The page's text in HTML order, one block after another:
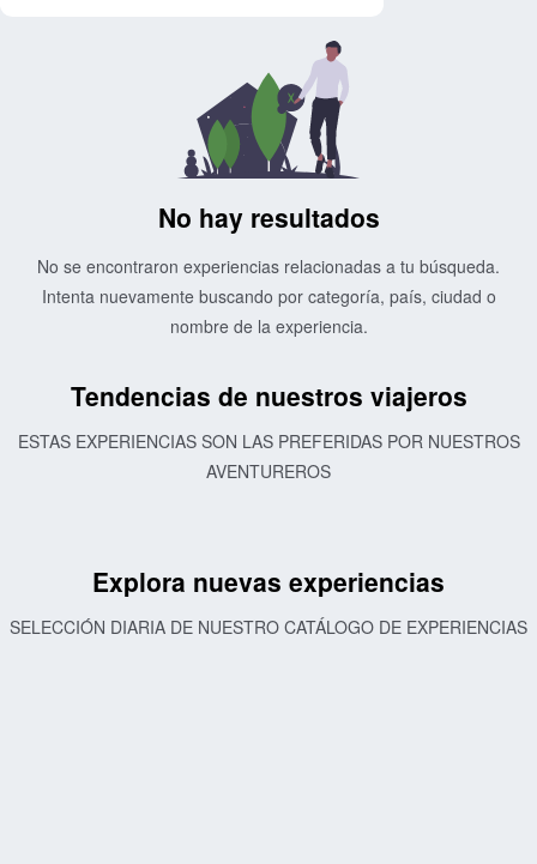
No hay resultados
No se encontraron experiencias relacionadas a tu búsqueda.
Intenta nuevamente buscando por categoría, país, ciudad o
nombre de la experiencia.
Tendencias de nuestros viajeros
ESTAS EXPERIENCIAS SON LAS PREFERIDAS POR NUESTROS
AVENTUREROS
Explora nuevas experiencias
SELECCIÓN DIARIA DE NUESTRO CATÁLOGO DE EXPERIENCIAS